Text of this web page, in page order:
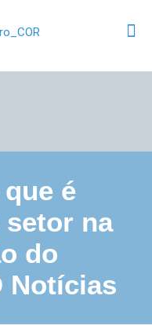
é
setor na
do
Notícias